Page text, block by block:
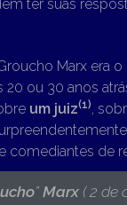
ter suas
Marx era
20 ou 30 anos
um juiz(1),
comediantes de
” Marx( 2 de